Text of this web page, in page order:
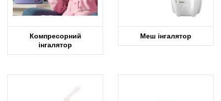
Компресорний
інгалятор
Меш інгалятор